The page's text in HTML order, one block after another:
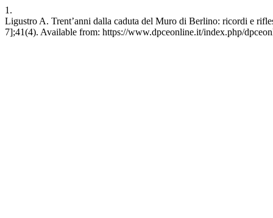
1.
Ligustro A. Trent’anni dalla caduta del Muro di Berlino: ricordi e
7];41(4). Available from: https://www.dpceonline.it/index.php/